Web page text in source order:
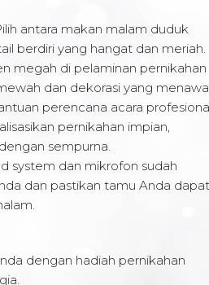
antara makan malam duduk
berdiri yang hangat dan meriah.
megah di pelaminan pernikahan
dan dekorasi yang
perencana acara
pernikahan impian,
sempurna.
system dan mikrofon sudah
dan pastikan tamu Anda dapat
dengan hadiah pernikahan